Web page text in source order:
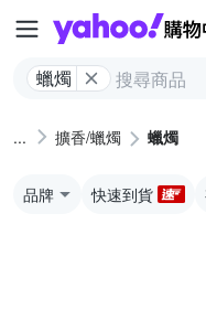
蠟燭
擴香/蠟燭 蠟燭
品牌 快速到貨